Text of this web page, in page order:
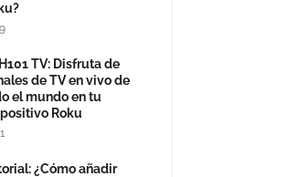
TV: Disfruta de
de TV en vivo de
el mundo en tu
Roku
¿Cómo añadir